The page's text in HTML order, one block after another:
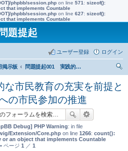
phpbb/session.php on line 571 : sizeof():
that implements Countable
phpbb/session.php on line 627: sizeof():
that implements Countable
問題提起
ログイン
ユーザー登録
示板
問題提起001 実践的な市民教育の充実を前提とした、政策形成過程への市民参加の推進
市民教育の充実を前提と
の市民参加の推進
Debug] PHP Warning: in file
Extension/Core.phpon line 1266: count():
or an object that implements Countable
• ページ 1 ／ 1